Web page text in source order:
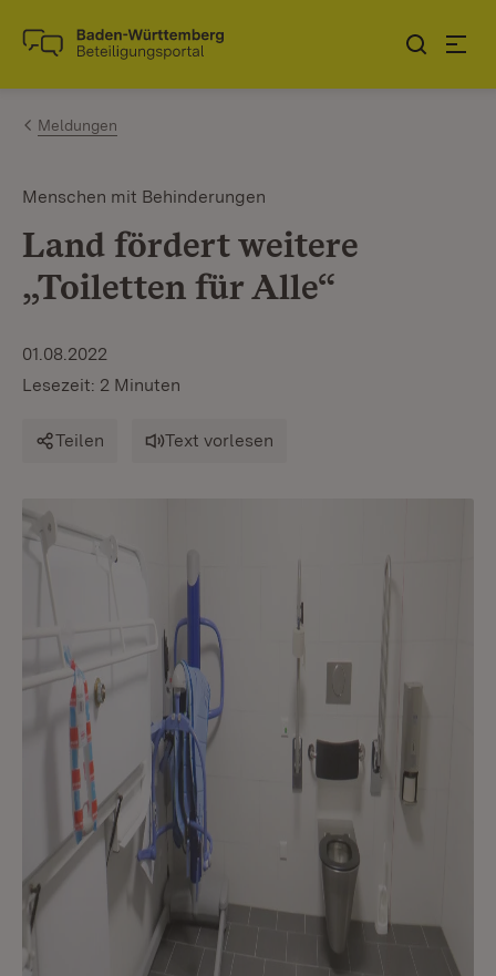
Zum Inhalt springen
Link zur Startseite
Meldungen
Menschen mit Behinderungen
Land fördert weitere
„Toiletten für Alle“
01.08.2022
Lesezeit: 2 Minuten
Teilen Text vorlesen